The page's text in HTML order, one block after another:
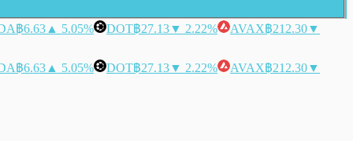
฿6.63 ▲ 5.05% DOT฿27.13▼ 2.22% AVAX฿212.30▼
฿6.63 ▲ 5.05% DOT฿27.13▼ 2.22% AVAX฿212.30▼